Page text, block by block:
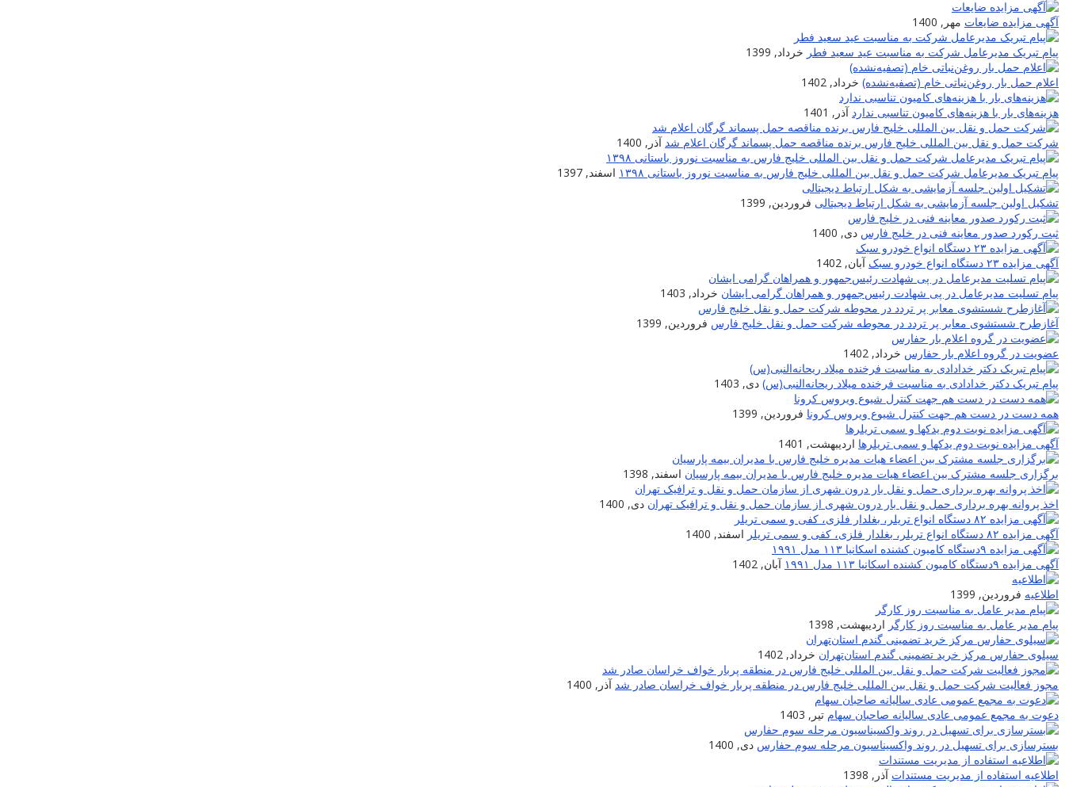
آگهی مزایده ضایعات مهر, 1400
پیام تبریک مدیرعامل شرکت به مناسبت عید سعید فطر خرداد, 1399
اعلام حمل بار روغن‌نباتی خام (تصفیه‌نشده) خرداد, 1402
هزینه‌های بار با هزینه‌های کامیون تناسبی ندارد آذر, 1401
شرکت حمل و نقل بین المللی خلیج فارس برنده مناقصه حمل پسماند گرگان اعلام شد آذر, 1400
پیام تبریک مدیرعامل شرکت حمل و نقل بین المللی خلیج فارس به مناسبت نوروز باستانی ۱۳۹۸
اسفند, 1397
تشکیل اولین جلسه آزمایشی به شکل ارتباط دیجیتالی فروردین, 1399
ثبت رکورد صدور معاینه فنی در خلیج فارس دی, 1400
آگهی مزایده ۲۳ دستگاه انواع خودرو سبک
آبان, 1402
پیام تسلیت مدیرعامل در پی شهادت‌ رئیس‌جمهور و همراهان گرامی ایشان خرداد, 1403
آغازطرح شستشوی معابر پر تردد در محوطه شرکت حمل و نقل خلیج فارس فروردین, 1399
عضویت در گروه اعلام بار حفارس خرداد, 1402
پیام تبریک دکتر خدادادی به مناسبت فرخنده میلاد ریحانه‌النبی(س) دی, 1403
همه دست در دست هم جهت کنترل شیوع ویروس کرونا فروردین, 1399
آگهی مزایده نوبت دوم یدکها و سمی تریلرها اردیبهشت, 1401
برگزاری جلسه مشترک بین اعضاء هیات مدیره خلیج فارس با مدیران بیمه پارسیان اسفند, 1398
اخذ پروانه بهره برداری حمل و نقل بار درون شهری از سازمان حمل و نقل و ترافیک تهران دی, 1400
آگهی مزایده ۸۲ دستگاه انواع تریلر، بغلدار فلزی، کفی و سمی تریلر
اسفند, 1400
آگهی مزایده ۹دستگاه کامیون کشنده اسکانیا ۱۱۳ مدل ۱۹۹۱
آبان, 1402
اطلاعیه فروردین, 1399
پیام مدیر عامل به مناسبت روز کارگر اردیبهشت, 1398
سیلوی حفارس مرکز خرید تضمینی گندم استان‌تهران خرداد, 1402
مجوز فعالیت شرکت حمل و نقل بین المللی خلیج فارس در منطقه پربار خواف خراسان صادر شد آذر, 1400
دعوت به مجمع عمومی عادی سالیانه صاحبان سهام تیر, 1403
بسترسازی برای تسهیل در روند واکسیناسیون مرحله سوم حفارس دی, 1400
اطلاعیه استفاده از مدیریت مستندات آذر, 1398